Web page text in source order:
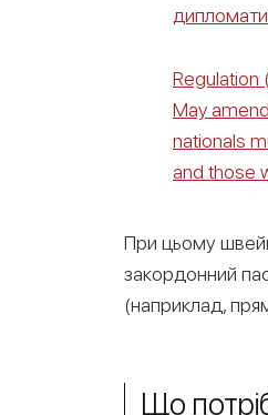
Regulation
May
nationals
and those
При цьому
закордонний
(наприклад,
Що